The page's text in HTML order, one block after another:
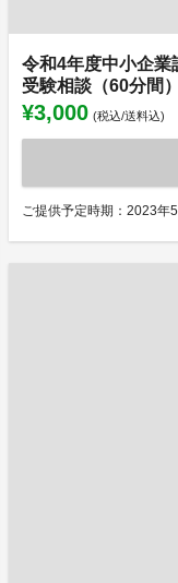
令和4年度中小企業
受験相談（60分間）
¥3,000 (税込/送料込)
ご提供予定時期：2023年